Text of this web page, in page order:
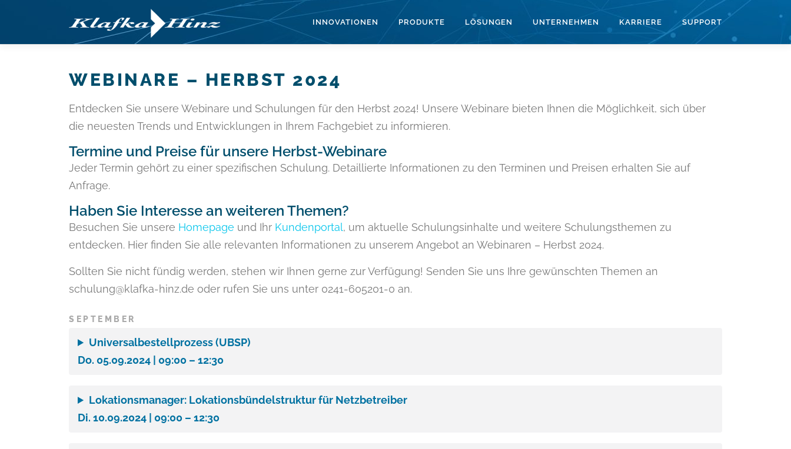
springen
INNOVATIONEN PRODUKTE LÖSUNGEN UNTERNEHMEN KARRIERE SUPPORT
WEBINARE – HERBST 2024
Entdecken Sie unsere Webinare und Schulungen für den Herbst 2024! Unsere Webinare bieten Ihnen die Möglichkeit, sich über
die neuesten Trends und Entwicklungen in Ihrem Fachgebiet zu informieren.
Termine und Preise für unsere Herbst-Webinare
Jeder Termin gehört zu einer spezifischen Schulung. Detaillierte Informationen zu den Terminen und Preisen erhalten Sie auf
Anfrage.
Haben Sie Interesse an weiteren Themen?
Besuchen Sie unsere Homepage und Ihr Kundenportal, um aktuelle Schulungsinhalte und weitere Schulungsthemen zu
entdecken. Hier finden Sie alle relevanten Informationen zu unserem Angebot an Webinaren – Herbst 2024.
Sollten Sie nicht fündig werden, stehen wir Ihnen gerne zur Verfügung! Senden Sie uns Ihre gewünschten Themen an
schulung@klafka-hinz.de oder rufen Sie uns unter 0241-605201-0 an.
SEPTEMBER
Universalbestellprozess (UBSP)
Do. 05.09.2024 | 09:00 – 12:30
Lokationsmanager: Lokationsbündelstruktur für Netzbetreiber
Di. 10.09.2024 | 09:00 – 12:30